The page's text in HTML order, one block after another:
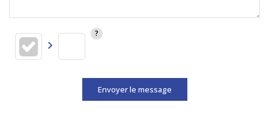
Envoyer le message